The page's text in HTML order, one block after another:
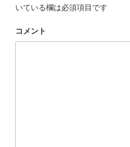
いている欄は必須項目です
コメント